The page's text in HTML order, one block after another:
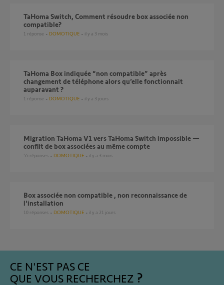
TaHoma Switch, Comment résoudre box associée non
compatible?
1 réponse DOMOTIQUE il y a 3 mois
TaHoma Box indiquée “non compatible” après
changement de téléphone alors qu’elle fonctionnait
auparavant ?
1 réponse DOMOTIQUE il y a 3 jours
Migration TaHoma V1 vers TaHoma Switch impossible —
conflit de box associées au même compte
55 réponses DOMOTIQUE il y a 3 mois
Box associée non compatible , non reconnaissance de
l'installation
10 réponses DOMOTIQUE il y a 21 jours
CE N'EST PAS CE
QUE VOUS RECHERCHEZ